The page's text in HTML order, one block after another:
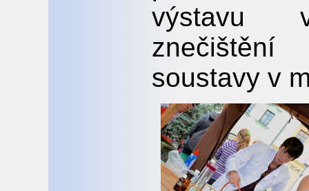
výstavu
soustavy v